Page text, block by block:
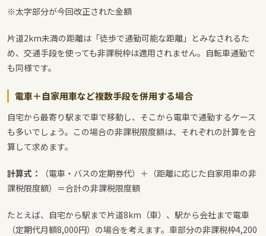
※太字部分が今回改正された金額
片道2km未満の距離は「徒歩で通勤可能な距離」とみなされるた
め、交通手段を使っても非課税枠は適用されません。自転車通勤で
も同様です。
電車＋自家用車など複数手段を併用する場合
自宅から最寄り駅まで車で移動し、そこから電車で通勤するケース
も多いでしょう。この場合の非課税限度額は、それぞれの計算を合
算して求めます。
計算式：
（電車・バスの定期券代）＋（距離に応じた自家用車の非
課税限度額）＝合計の非課税限度額
たとえば、自宅から駅まで片道8km（車）、駅から会社まで電車
（定期代月額8,000円）の場合を考えます。車部分の非課税枠4,200